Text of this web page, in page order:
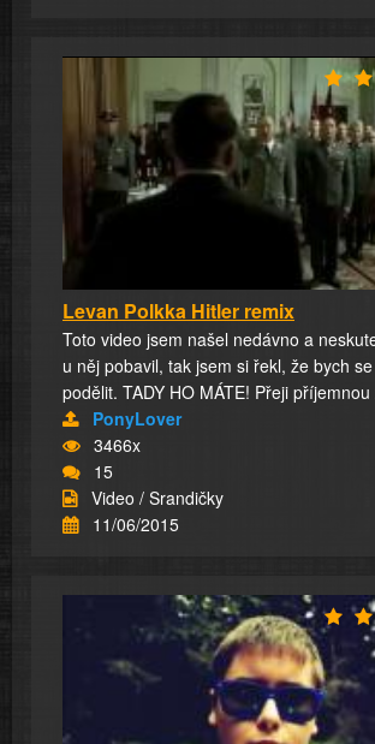
Levan Polkka Hitler remix
Toto video jsem našel nedávno a
u něj pobavil, tak jsem si řekl, že bych
podělit. TADY HO MÁTE! Přeji
PonyLover
3466x
15
Video / Srandičky
11/06/2015